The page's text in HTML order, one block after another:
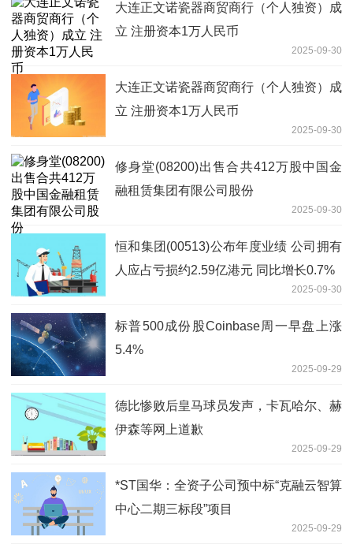
大连正文诺瓷器商贸商行（个人独资）成
立 注册资本1万人民币
2025-09-30
大连正文诺瓷器商贸商行（个人独资）成
立 注册资本1万人民币
2025-09-30
修身堂(08200)出售合共412万股中国金
融租赁集团有限公司股份
2025-09-30
恒和集团(00513)公布年度业绩 公司拥有
人应占亏损约2.59亿港元 同比增长0.7%
2025-09-30
标普500成份股Coinbase周一早盘上涨
5.4%
2025-09-29
德比惨败后皇马球员发声，卡瓦哈尔、赫
伊森等网上道歉
2025-09-29
*ST国华：全资子公司预中标“克融云智算
中心二期三标段”项目
2025-09-29